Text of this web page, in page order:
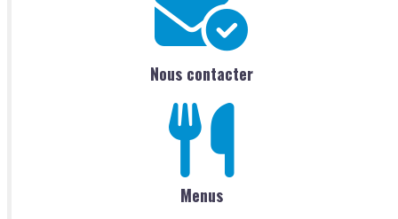
Nous contacter
Menus